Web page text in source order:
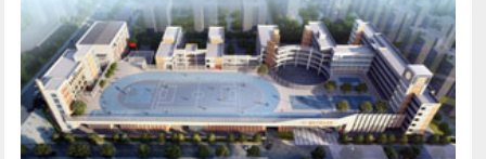
香洲埠商业、文化、历史街区；野狸岛、珠海歌剧院等
文娱，拥有优越的地理区位。【设计理念】基于承古启
新的初衷，通过设计延续传统的书院空间序列，赋
形...